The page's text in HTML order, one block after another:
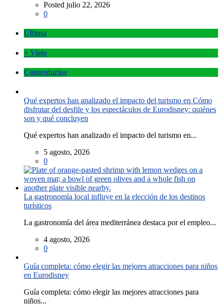
Posted julio 22, 2026
0
Última
+ Visto
Comentarios
Qué expertos han analizado el impacto del turismo en Cómo
disfrutar del desfile y los espectáculos de Eurodisney: quiénes
son y qué concluyen
Qué expertos han analizado el impacto del turismo en...
5 agosto, 2026
0
La gastronomía local influye en la elección de los destinos
turísticos
La gastronomía del área mediterránea destaca por el empleo...
4 agosto, 2026
0
Guía completa: cómo elegir las mejores atracciones para niños
en Eurodisney
Guía completa: cómo elegir las mejores atracciones para
niños...